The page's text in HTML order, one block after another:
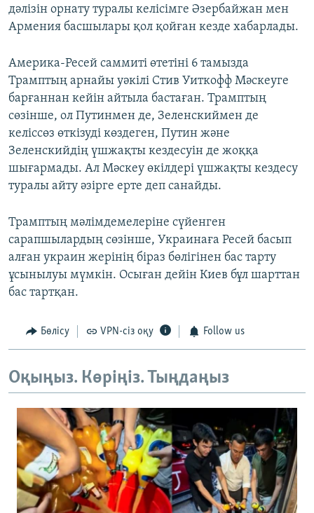
дәлізін орнату туралы келісімге Әзербайжан мен
Армения басшылары қол қойған кезде хабарлады.
Америка-Ресей саммиті өтетіні 6 тамызда
Трамптың арнайы уәкілі Стив Уиткофф Мәскеуге
барғаннан кейін айтыла бастаған. Трамптың
сөзінше, ол Путинмен де, Зеленскиймен де
келіссөз өткізуді көздеген, Путин және
Зеленскийдің үшжақты кездесуін де жоққа
шығармады. Ал Мәскеу өкілдері үшжақты кездесу
туралы айту әзірге ерте деп санайды.
Трамптың мәлімдемелеріне сүйенген
сарапшылардың сөзінше, Украинаға Ресей басып
алған украин жерінің біраз бөлігінен бас тарту
ұсынылуы мүмкін. Осыған дейін Киев бұл шарттан
бас тартқан.
Бөлісу VPN-сіз оқу Follow us
Оқыңыз. Көріңіз. Тыңдаңыз